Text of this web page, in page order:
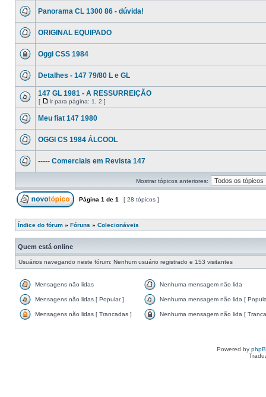
Panorama CL 1300 86 - dúvida!
ORIGINAL EQUIPADO
Oggi CSS 1984
Detalhes - 147 79/80 L e GL
147 GL 1981 - A RESSURREIÇÃO
[ Ir para página: 1 2 ]
Meu fiat 147 1980
OGGI CS 1984 ÁLCOOL
----- Comerciais em Revista 147
Mostrar tópicos anteriores:
Página 1 de 1 [ 28 tópicos ]
Índice do fórum » Fóruns » Colecionáveis
Quem está online
Usuários navegando neste fórum: Nenhum usuário registrado e 153 visitantes
Mensagens não lidas Nenhuma mensagem não lida
Mensagens não lidas [ Popular ] Nenhuma mensagem não lida [
Mensagens não lidas [ Trancadas ] Nenhuma mensagem não lida [
Powered by